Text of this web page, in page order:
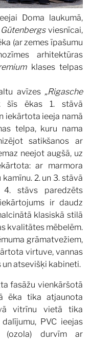
Doma laukumā,
Gūtenbergsviesnīcai,
(ar zemes īpašumu
arhitektūras
klases telpas
avīzes „Rigasche
šīs ēkas 1. stāvā
iekārtota ieeja namā
telpa, kuru nama
satikšanos ar
neejot augšā, uz
ar marmora
2. un 3. stāvā
4. stāvs paredzēts
ir daudz
klasiskā stilā
kvalitātes mēbelēm.
grāmatvežiem,
virtuve, vannas
un atsevišķi kabineti.
fasāžu vienkāršotā
ēka tika atjaunota
vitrīnu vietā tika
PVC ieejas
(ozola) durvīm ar